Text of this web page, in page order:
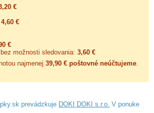
€
4,60 €
€
možnosti sledovania: 3,60 €
najmenej 39,90 € poštovné neúčtujeme
prevádzkuje DOKI DOKI s.r.o. V ponuke